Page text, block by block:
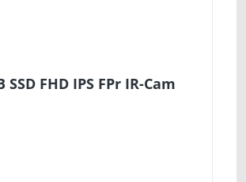
FHD IPS FPr IR-Cam